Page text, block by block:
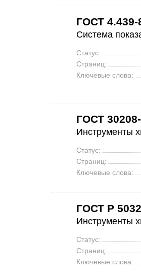
ГОСТ 4.439-
Система
Статус:
Страниц:
Ключевые слова:
ГОСТ
Инструменты
Статус:
Страниц:
Ключевые слова:
ГОСТ Р
Инструменты
Статус:
Страниц:
Ключевые слова: